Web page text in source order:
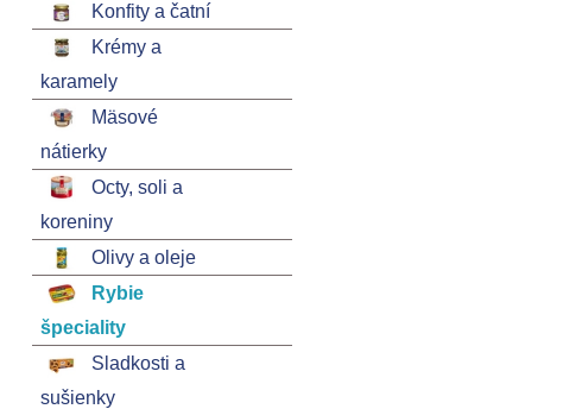
Konfity a čatní
Krémy a
karamely
Mäsové
nátierky
Octy, soli a
koreniny
Olivy a oleje
Rybie
špeciality
Sladkosti a
sušienky